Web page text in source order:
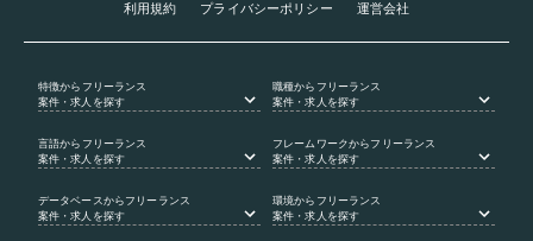
利用規約 プライバシーポリシー 運営会社
特徴からフリーランス
案件・求人を探す
職種からフリーランス
案件・求人を探す
言語からフリーランス
案件・求人を探す
フレームワークからフリーランス
案件・求人を探す
データベース からフリーランス
案件・求人を探す
環境からフリーランス
案件・求人を探す